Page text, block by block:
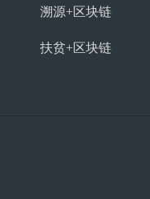
溯源+区块链
扶贫+区块链